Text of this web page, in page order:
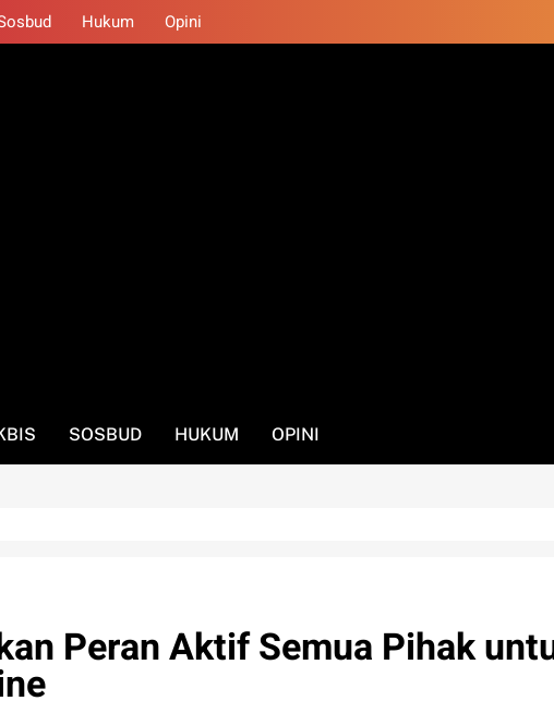
Hukum Opini
SOSBUD HUKUM OPINI
Peran Aktif Semua Pihak